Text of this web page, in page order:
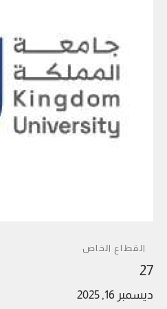
القطاع الخاص
27
ديسمبر 16, 2025